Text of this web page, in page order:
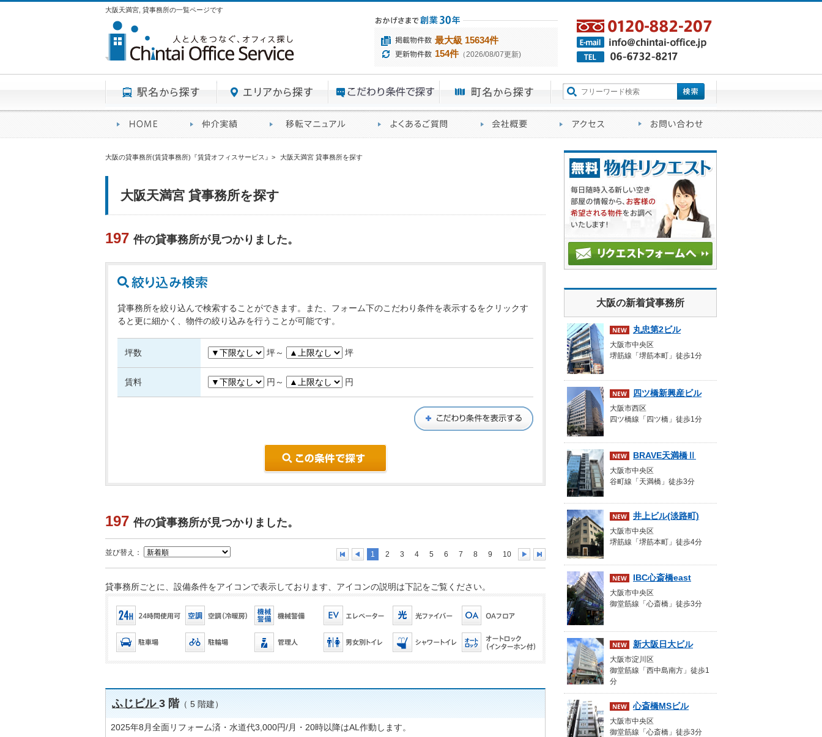
大阪天満宮, 貸事務所の一覧ページです
最大級 15634件
154件（2026/08/07更新)
大阪の貸事務所(賃貸事務所)『賃貸オフィスサービス』 > 大阪天満宮 貸事務所を探す
大阪天満宮 貸事務所を探す
197 件の貸事務所が見つかりました。
貸事務所を絞り込んで検索することができます。また、フォーム下のこだわり条件を表示するをクリックす
ると更に細かく、物件の絞り込みを行うことが可能です。
坪数 坪～ 坪
賃料 円～ 円
こだわり条件を入れて検索する
197 件の貸事務所が見つかりました。
並び替え： 1 2 3 4 5 6 7 8 9 10
貸事務所ごとに、設備条件をアイコンで表示しております、アイコンの説明は下記をご覧ください。
ふじビル3 階（ 5 階建）
2025年8月全面リフォーム済・水道代3,000円/月・20時以降はAL作動します。
大阪の新着貸事務所
丸忠第2ビル
大阪市中央区
堺筋線「堺筋本町」徒歩1分
四ツ橋新興産ビル
大阪市西区
四ツ橋線「四ツ橋」徒歩1分
BRAVE天満橋Ⅱ
大阪市中央区
谷町線「天満橋」徒歩3分
井上ビル(淡路町)
大阪市中央区
堺筋線「堺筋本町」徒歩4分
IBC心斎橋east
大阪市中央区
御堂筋線「心斎橋」徒歩3分
新大阪日大ビル
大阪市淀川区
御堂筋線「西中島南方」徒歩1
分
心斎橋MSビル
大阪市中央区
御堂筋線「心斎橋」徒歩3分